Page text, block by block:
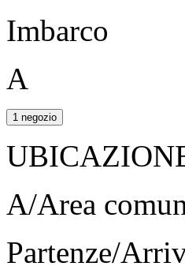
Imbarco
A
1 negozio
A/Area
Partenze/